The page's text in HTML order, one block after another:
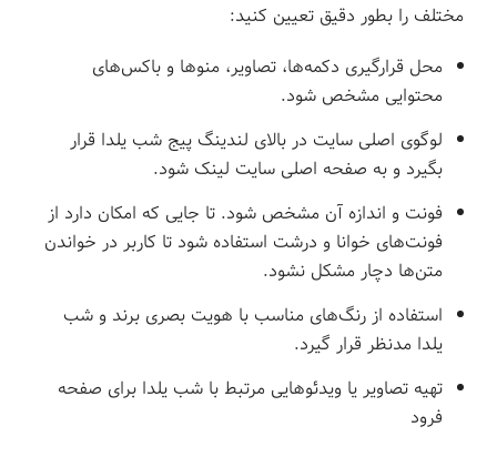
مختلف را بطور دقیق تعیین کنید:
محل قرارگیری دکمه‌ها، تصاویر، منوها و باکس‌های
محتوایی مشخص شود.
لوگوی اصلی سایت در بالای لندینگ پیج شب یلدا قرار
بگیرد و به صفحه اصلی سایت لینک شود.
فونت و اندازه آن مشخص شود. تا جایی که امکان دارد از
فونت‌های خوانا و درشت استفاده شود تا کاربر در خواندن
متن‌ها دچار مشکل نشود.
استفاده از رنگ‌های مناسب با هویت بصری برند و شب
یلدا مدنظر قرار گیرد.
تهیه تصاویر یا ویدئوهایی مرتبط با شب یلدا برای صفحه
فرود